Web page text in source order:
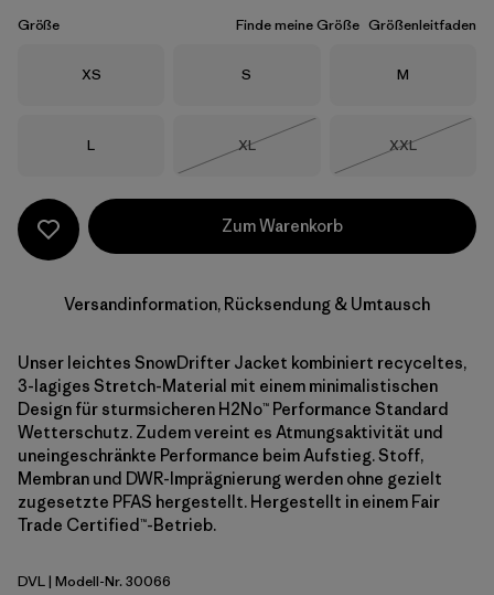
Größe Finde meine Größe Größenleitfaden
Größe
XS Größe
S Größe
M
Größe
L Größe
XL
Größe
XXL
Zum Warenkorb
Versandinformation, Rücksendung & Umtausch
Unser leichtes SnowDrifter Jacket kombiniert recyceltes,
3-lagiges Stretch-Material mit einem minimalistischen
Design für sturmsicheren H2No™ Performance Standard
Wetterschutz. Zudem vereint es Atmungsaktivität und
uneingeschränkte Performance beim Aufstieg. Stoff,
Membran und DWR-Imprägnierung werden ohne gezielt
zugesetzte PFAS hergestellt. Hergestellt in einem Fair
Trade Certified™-Betrieb.
Dried Vanilla
DVL| Modell-Nr. 30066